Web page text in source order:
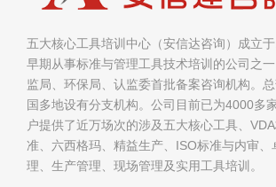
五大核心工具培训中心（安信达咨询）成立
早期从事标准与管理工具技术培训的公司之
监局、环保局、认监委首批备案咨询机构。
国多地设有分支机构。公司目前已为4000多
户提供了近万场次的涉及五大核心工具、
准、六西格玛、精益生产、ISO标准与内审、
理、生产管理、现场管理及实用工具培训。